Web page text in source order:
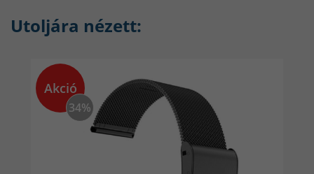
Utoljára nézett:
Akció
34%